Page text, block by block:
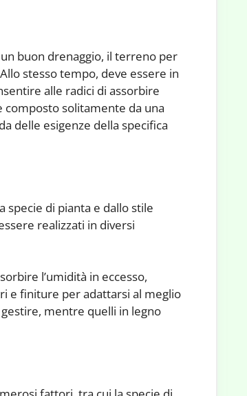
buon drenaggio, il terreno per
stesso tempo, deve essere in
alle radici di assorbire
composto solitamente da una
delle esigenze della specifica
specie di pianta e dallo stile
realizzati in diversi
l’umidità in eccesso,
e finiture per adattarsi al meglio
gestire, mentre quelli in legno